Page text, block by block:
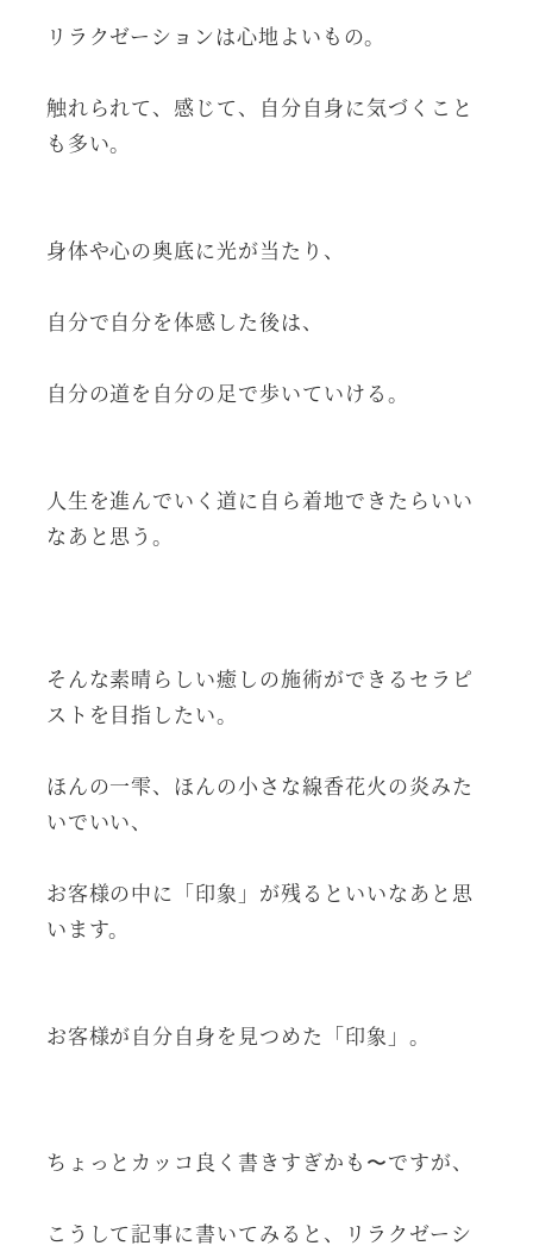
リラクゼーションは心地よいもの。
触れられて、感じて、自分自身に気づくこと
も多い。
身体や心の奥底に光が当たり、
自分で自分を体感した後は、
自分の道を自分の足で歩いていける。
人生を進んでいく道に自ら着地できたらいい
なあと思う。
そんな素晴らしい癒しの施術ができるセラピ
ストを目指したい。
ほんの一雫、ほんの小さな線香花火の炎みた
いでいい、
お客様の中に「印象」が残るといいなあと思
います。
お客様が自分自身を見つめた「印象」。
ちょっとカッコ良く書きすぎかも〜ですが、
こうして記事に書いてみると、リラクゼーシ